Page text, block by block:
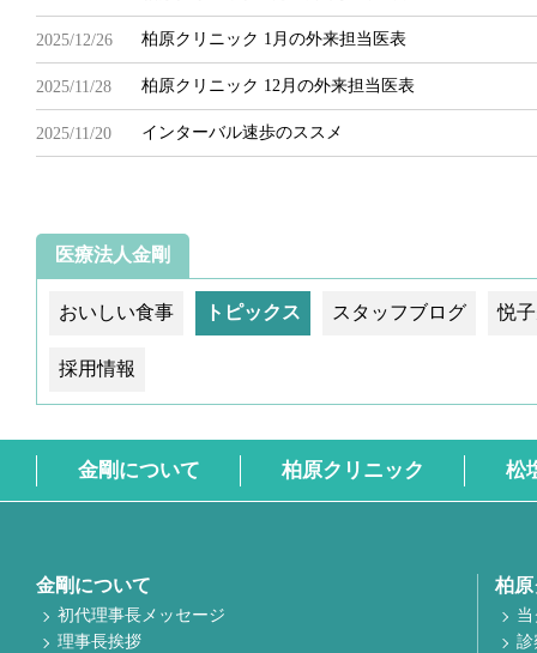
2025/12/26 柏原クリニック 1月の外来担当医表
2025/11/28 柏原クリニック 12月の外来担当医表
2025/11/20 インターバル速歩のススメ
医療法人金剛
おいしい食事 トピックス スタッフブログ 悦
採用情報
金剛について 柏原クリニック 松
金剛について
初代理事長メッセージ
理事長挨拶
柏
診